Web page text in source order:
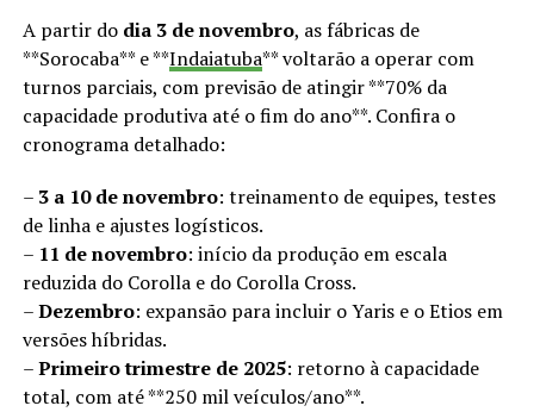
A partir do dia 3 de novembro, as fábricas de
**Sorocaba** e **Indaiatuba** voltarão a operar com
turnos parciais, com previsão de atingir **70% da
capacidade produtiva até o fim do ano**. Confira o
cronograma detalhado:
– 3 a 10 de novembro: treinamento de equipes, testes
de linha e ajustes logísticos.
– 11 de novembro: início da produção em escala
reduzida do Corolla e do Corolla Cross.
–Dezembro: expansão para incluir o Yaris e o Etios em
versões híbridas.
–Primeiro trimestre de 2025: retorno à capacidade
total, com até **250 mil veículos/ano**.